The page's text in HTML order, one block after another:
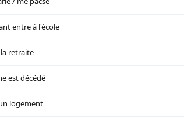
entre à l'école
la retraite
est décédé
logement